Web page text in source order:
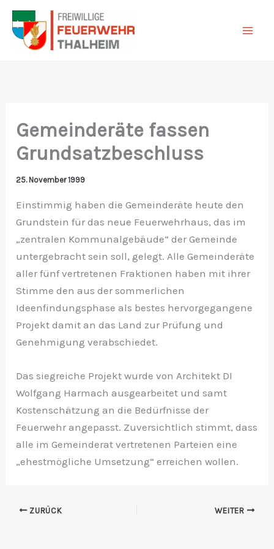
Zum
Inhalt
springen
Gemeinderäte fassen
Grundsatzbeschluss
25. November 1999
Einstimmig haben die Gemeinderäte heute den
Grundstein für das neue Feuerwehrhaus, das im
„zentralen Kommunalgebäude“ der Gemeinde
untergebracht sein soll, gelegt. Alle Gemeinderäte
aller fünf vertretenen Fraktionen haben mit ihrer
Stimme den aus der sommerlichen
Ideenfindungsphase als bestes hervorgegangene
Projekt damit an das Land zur Prüfung und
Genehmigung verabschiedet.
Das siegreiche Projekt wurde von Architekt DI
Wolfgang Harmach ausgearbeitet und samt
Kostenschätzung an die Bedürfnisse der
Feuerwehr angepasst. Zuversichtlich stimmt, dass
alle im Gemeinderat vertretenen Parteien eine
„ehestmögliche Umsetzung“ erreichen wollen.
ZURÜCK WEITER